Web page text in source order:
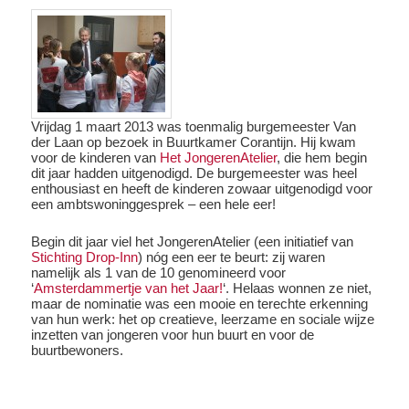
Vrijdag 1 maart 2013 was toenmalig burgemeester Van
der Laan op bezoek in Buurtkamer Corantijn. Hij kwam
voor de kinderen van Het JongerenAtelier, die hem begin
dit jaar hadden uitgenodigd. De burgemeester was heel
enthousiast en heeft de kinderen zowaar uitgenodigd voor
een ambtswoninggesprek – een hele eer!
Begin dit jaar viel het JongerenAtelier (een initiatief van
Stichting Drop-Inn) nóg een eer te beurt: zij waren
namelijk als 1 van de 10 genomineerd voor
‘Amsterdammertje van het Jaar!‘. Helaas wonnen ze niet,
maar de nominatie was een mooie en terechte erkenning
van hun werk: het op creatieve, leerzame en sociale wijze
inzetten van jongeren voor hun buurt en voor de
buurtbewoners.